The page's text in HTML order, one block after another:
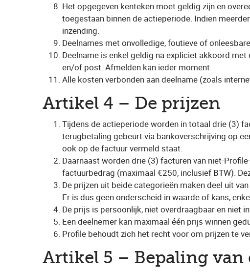
Het opgegeven kenteken moet geldig zijn en
toegestaan binnen de actieperiode. Indien
inzending.
Deelnames met onvolledige, foutieve of
Deelname is enkel geldig na expliciet akkoord
en/of post. Afmelden kan ieder moment.
Alle kosten verbonden aan deelname (zoals
Artikel 4 – De prijzen
Tijdens de actieperiode worden in totaal drie (3)
terugbetaling gebeurt via bankoverschrijving op
ook op de factuur vermeld staat.
Daarnaast worden drie (3) facturen van niet-
factuurbedrag (maximaal €250, inclusief BTW).
De prijzen uit beide categorieën maken deel uit
Er is dus geen onderscheid in waarde of kans,
De prijs is persoonlijk, niet overdraagbaar en niet
Een deelnemer kan maximaal één prijs winnen
Profile behoudt zich het recht voor om prijzen te
Artikel 5 – Bepaling van